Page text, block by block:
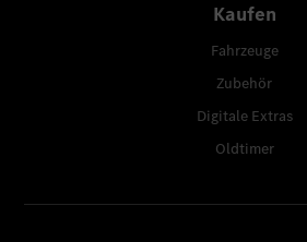
Kaufen
Fahrzeuge
Zubehör
Digitale Extras
Oldtimer